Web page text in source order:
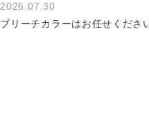
2026.07.30
ブリーチカラーはお任せくださ